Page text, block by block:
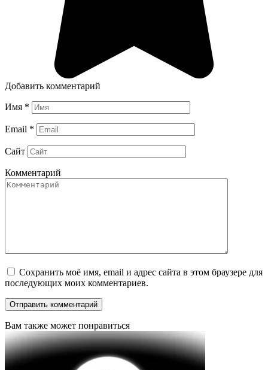
Добавить комментарий
Имя *
Email *
Сайт
Комментарий
Сохранить моё имя, email и адрес сайта в этом браузере для
последующих моих комментариев.
Вам также может понравиться